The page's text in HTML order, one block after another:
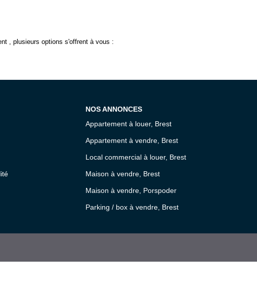
, plusieurs options s'offrent à vous :
NOS ANNONCES
Appartement à louer, Brest
Appartement à vendre, Brest
Local commercial à louer, Brest
Maison à vendre, Brest
Maison à vendre, Porspoder
Parking / box à vendre, Brest